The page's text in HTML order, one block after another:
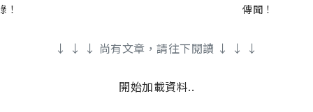
！
傳聞！
↓ ↓ ↓ 尚有文章，請往下閱讀 ↓ ↓ ↓
開始加載資料..